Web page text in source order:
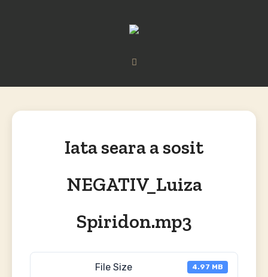
Iata seara a sosit
NEGATIV_Luiza
Spiridon.mp3
File Size 4.97 MB